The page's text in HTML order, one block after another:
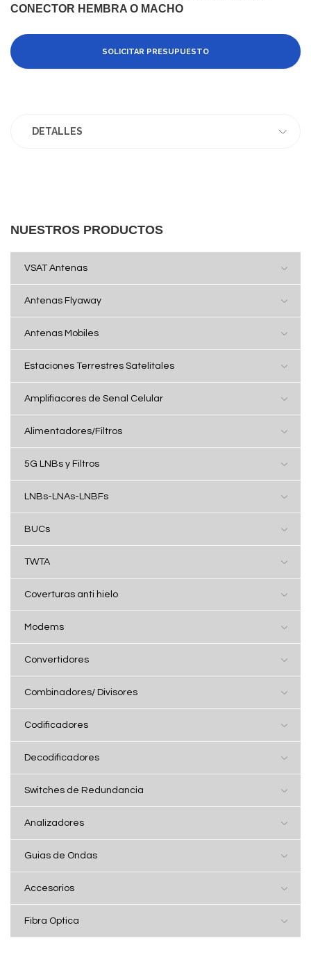
CONECTOR HEMBRA O MACHO
SOLICITAR PRESUPUESTO
DETALLES
NUESTROS PRODUCTOS
VSAT Antenas
Antenas Flyaway
Antenas Mobiles
Estaciones Terrestres Satelitales
Amplifiacores de Senal Celular
Alimentadores/Filtros
5G LNBs y Filtros
LNBs-LNAs-LNBFs
BUCs
TWTA
Coverturas anti hielo
Modems
Convertidores
Combinadores/ Divisores
Codificadores
Decodificadores
Switches de Redundancia
Analizadores
Guias de Ondas
Accesorios
Fibra Optica